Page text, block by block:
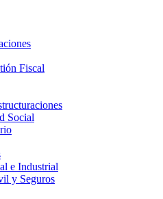
Fiscal
Social
e Industrial
y Seguros